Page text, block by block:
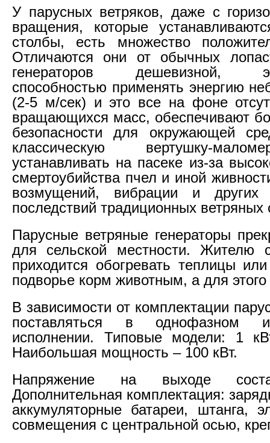
У парусных ветряков, даже с
вращения, которые
столбы, есть множество
Отличаются они от обычных
генераторов дешевизной,
способностью применять энергию
(2-5 м/сек) и это все на фоне
вращающихся масс, обеспечивают
безопасности для окружающей
классическую вертушку-
устанавливать на пасеке из-за
смертоубийства пчел и иной
возмущений, вибрации и других
последствий традиционных ветряных
Парусные ветряные генераторы
для сельской местности. Жителю
приходится обогревать теплицы
подворье корм животным, а для
В зависимости от комплектации
поставляться в однофазном
исполнении. Типовые модели: 1
Наибольшая мощность – 100 кВт.
Напряжение на выходе
Дополнительная комплектация:
аккумуляторные батареи, штанга,
совмещения с центральной осью,